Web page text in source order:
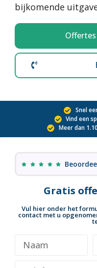
bijkomende
Snel
Vind een
Meer dan
Gratis
Vul hier onder het
contact met u